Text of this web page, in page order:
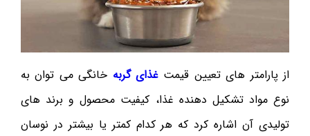
از پارامتر های تعیین قیمت غذای گربه خانگی می توان به
نوع مواد تشکیل دهنده غذا، کیفیت محصول و برند های
تولیدی آن اشاره کرد که هر کدام کمتر یا بیشتر در نوسان